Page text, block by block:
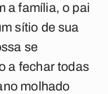
a família, o pai
sítio de sua
se
a fechar todas
molhado